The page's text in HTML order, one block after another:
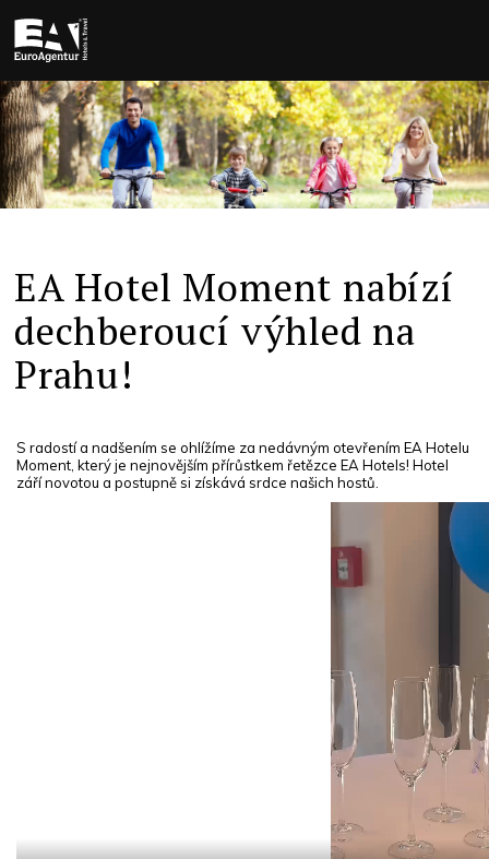
EA Hotel Moment nabízí
dechberoucí výhled na
Prahu!
S radostí a nadšením se ohlížíme za nedávným otevřením EA Hotelu
Moment, který je nejnovějším přírůstkem řetězce EA Hotels! Hotel
září novotou a postupně si získává srdce našich hostů.